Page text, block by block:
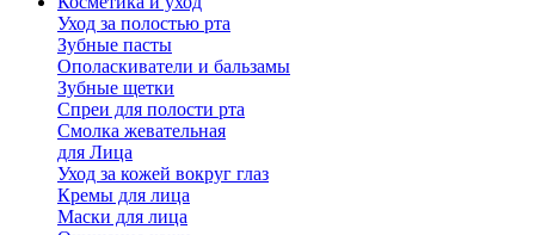
Уход за полостью рта
Зубные пасты
Ополаскиватели и бальзамы
Зубные щетки
Спреи для полости рта
Смолка жевательная
для Лица
Уход за кожей вокруг глаз
Кремы для лица
Маски для лица